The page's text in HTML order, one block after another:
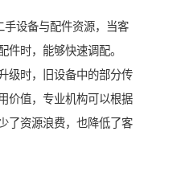
手设备与配件资源，当客
件时，能够快速调配。
级时，旧设备中的部分传
价值，专业机构可以根据
了资源浪费，也降低了客